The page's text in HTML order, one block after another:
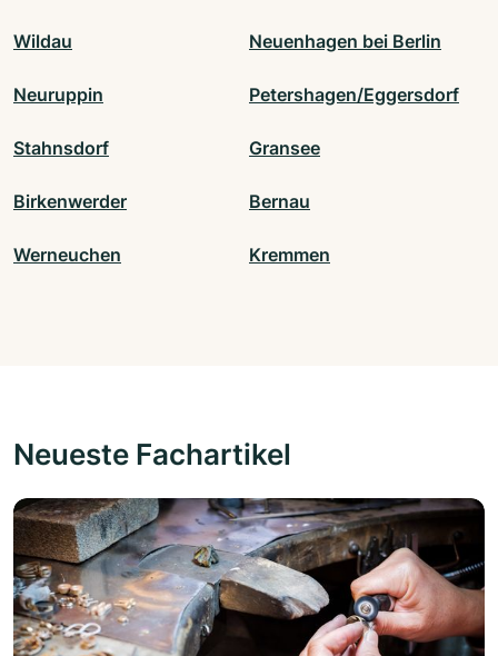
Wildau Neuenhagen bei Berlin
Neuruppin Petershagen/Eggersdorf
Stahnsdorf Gransee
Birkenwerder Bernau
Werneuchen Kremmen
Neueste Fachartikel